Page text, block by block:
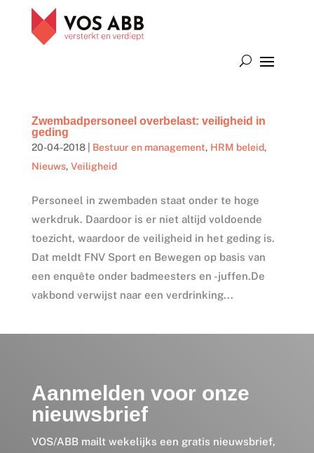
Zwembadpersoneel overbelast: veiligheid in
geding
20-04-2018| Bestuur en management, HRM beleid,
Nieuws, Veiligheid
Personeel in zwembaden staat onder te hoge
werkdruk. Daardoor is er niet altijd voldoende
toezicht, waardoor de veiligheid in het geding is.
Dat meldt FNV Sport en Bewegen op basis van
een enquête onder badmeesters en -juffen.De
vakbond verwijst naar een verdrinking...
Aanmelden voor onze
nieuwsbrief
VOS/ABB mailt wekelijks een gratis nieuwsbrief,